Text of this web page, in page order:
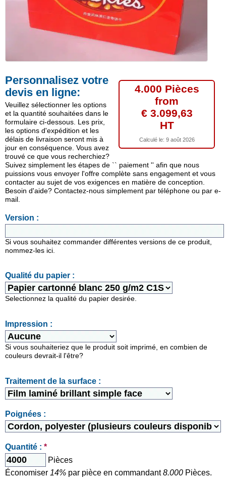
4.000 Pièces
from
€ 3.099,63
HT
Calculé le: 9 août 2026
Personnalisez votre
devis en ligne:
Veuillez sélectionner les options
et la quantité souhaitées dans le
formulaire ci-dessous. Les prix,
les options d'expédition et les
délais de livraison seront mis à
jour en conséquence. Vous avez
trouvé ce que vous recherchiez?
Suivez simplement les étapes de `` paiement '' afin que nous
puissions vous envoyer l'offre complète sans engagement et vous
contacter au sujet de vos exigences en matière de conception.
Besoin d'aide? Contactez-nous simplement par téléphone ou par e-
mail.
Version :
Si vous souhaitez commander différentes versions de ce produit,
nommez-les ici.
Qualité du papier :
Selectionnez la qualité du papier desirée.
Impression :
Si vous souhaiteriez que le produit soit imprimé, en combien de
couleurs devrait-il l'être?
Traitement de la surface :
Poignées :
Quantité : *
Pièces
Économiser 14% par pièce en commandant8.000 Pièces.